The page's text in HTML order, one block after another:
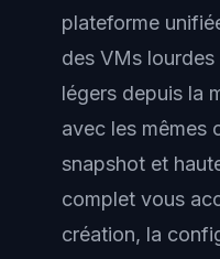
plateforme
des VMs
légers depuis la
avec les mêmes
snapshot et
complet vous
création, la